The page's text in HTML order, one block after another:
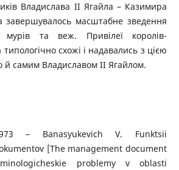
Владислава II Ягайла – Казимира
завершувалось масштабне зведення
мурів та веж. Привілеї королів-
схожі і надавались з цією
самим Владиславом II Ягайлом.
– Banasyukevich V. Funktsii
[The management document
problemy v oblasti